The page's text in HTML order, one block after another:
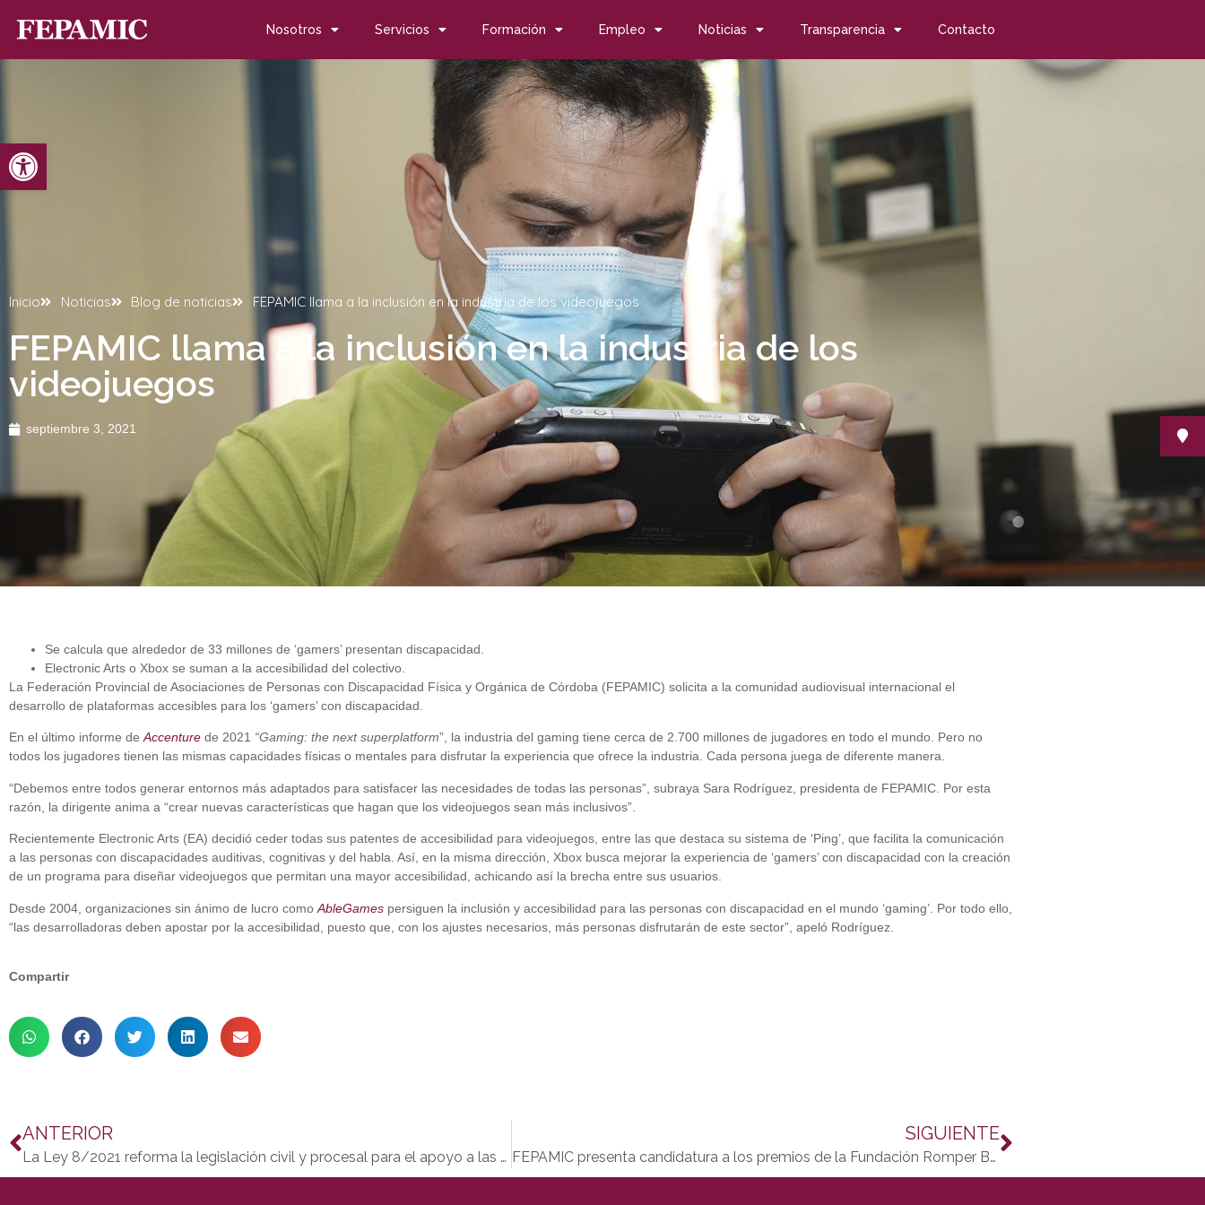
Abrir barra de herramientas
Nosotros Servicios Formación Empleo Noticias Transparencia Contacto
Inicio Noticias Blog de noticias FEPAMIC llama a la inclusión en la industria de los videojuegos
FEPAMIC llama a la inclusión en la industria de los
videojuegos
septiembre 3, 2021
Se calcula que alrededor de 33 millones de ‘gamers’ presentan discapacidad.
Electronic Arts o Xbox se suman a la accesibilidad del colectivo.
La Federación Provincial de Asociaciones de Personas con Discapacidad Física y Orgánica de Córdoba (FEPAMIC) solicita a la comunidad audiovisual internacional el
desarrollo de plataformas accesibles para los ‘gamers’ con discapacidad.
En el último informe deAccenture de 2021 “Gaming: the next superplatform”, la industria del gaming tiene cerca de 2.700 millones de jugadores en todo el mundo. Pero no
todos los jugadores tienen las mismas capacidades físicas o mentales para disfrutar la experiencia que ofrece la industria. Cada persona juega de diferente manera.
“Debemos entre todos generar entornos más adaptados para satisfacer las necesidades de todas las personas”, subraya Sara Rodríguez, presidenta de FEPAMIC. Por esta
razón, la dirigente anima a “crear nuevas características que hagan que los videojuegos sean más inclusivos”.
Recientemente Electronic Arts (EA) decidió ceder todas sus patentes de accesibilidad para videojuegos, entre las que destaca su sistema de ‘Ping’, que facilita la comunicación
a las personas con discapacidades auditivas, cognitivas y del habla. Así, en la misma dirección, Xbox busca mejorar la experiencia de ‘gamers’ con discapacidad con la creación
de un programa para diseñar videojuegos que permitan una mayor accesibilidad, achicando así la brecha entre sus usuarios.
Desde 2004, organizaciones sin ánimo de lucro como AbleGames persiguen la inclusión y accesibilidad para las personas con discapacidad en el mundo ‘gaming’. Por todo ello,
“las desarrolladoras deben apostar por la accesibilidad, puesto que, con los ajustes necesarios, más personas disfrutarán de este sector”, apeló Rodríguez.
Compartir
ANTERIOR
La Ley 8/2021 reforma la legislación civil y procesal para el apoyo a las personas con discapacidad en el ejercicio de su capacidad jurídica
SIGUIENTE
FEPAMIC presenta candidatura a los premios de la Fundación Romper Barreras